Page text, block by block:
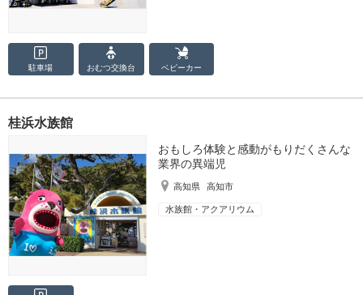
駐車場 おむつ交換台 ベビーカー
桂浜水族館
おもしろ体験と感動がもりだくさんな
業界の異端児
高知県 高知市
水族館・アクアリウム